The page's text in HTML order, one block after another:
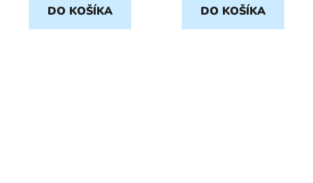
DO KOŠÍKA DO KOŠÍKA